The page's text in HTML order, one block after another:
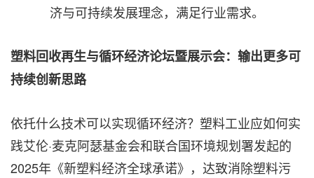
济与可持续发展理念，满足行业需求。
塑料回收再生与循环经济论坛暨展示会：输出更多可
持续创新思路
依托什么技术可以实现循环经济？塑料工业应如何实
践艾伦·麦克阿瑟基金会和联合国环境规划署发起的
2025年《新塑料经济全球承诺》，达致消除塑料污